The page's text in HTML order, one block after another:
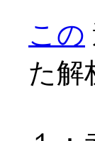
この
た解